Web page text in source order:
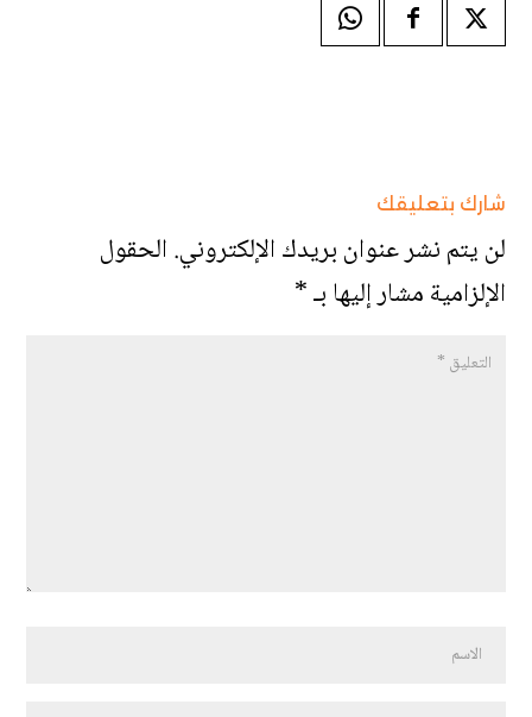
شارك بتعليقك
لن يتم نشر عنوان بريدك الإلكتروني.الحقول
الإلزامية مشار إليها بـ*